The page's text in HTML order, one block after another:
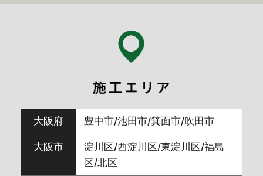
2024年6月(7)
2024年5月(3)
大阪府 豊中市/池田市/箕面市/吹田市
大阪市
淀川区/西淀川区/東淀川区/福島
区/北区